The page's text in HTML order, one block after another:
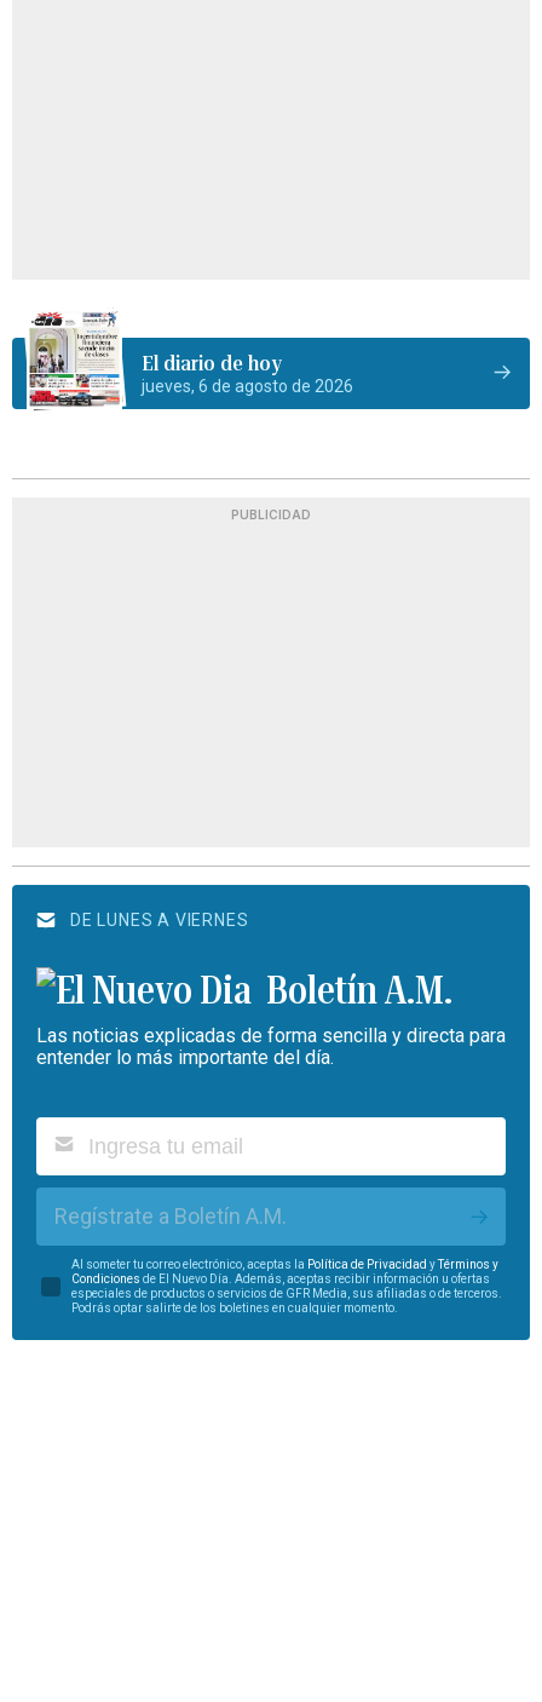
El diario de hoy
jueves, 6 de agosto de 2026
PUBLICIDAD
DE LUNES A VIERNES
Boletín A.M.
Las noticias explicadas de forma sencilla y directa para
entender lo más importante del día.
Regístrate a Boletín A.M.
Al someter tu correo electrónico, aceptas la Política de Privacidad y
Términos y
Condiciones de El Nuevo Día. Además, aceptas recibir información u ofertas
especiales de productos o servicios de GFR Media, sus afiliadas o de terceros.
Podrás optar salirte de los boletines en cualquier momento.